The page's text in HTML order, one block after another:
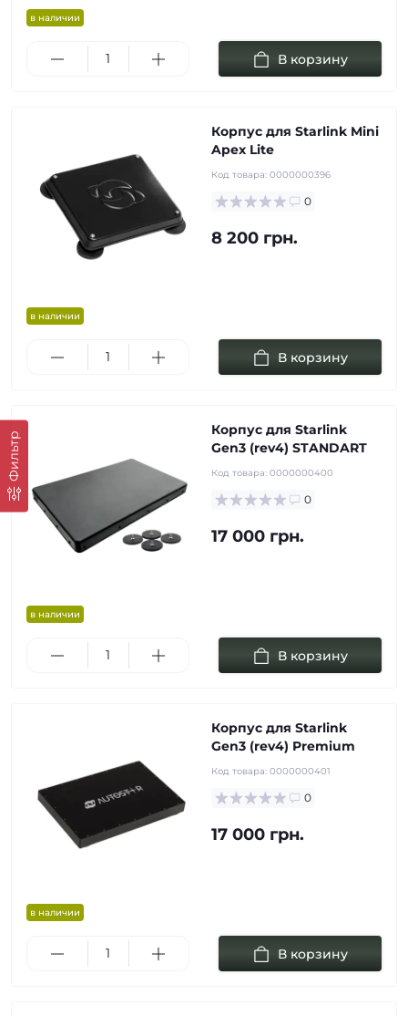
Фильтр
в наличии
В корзину
в наличии
Корпус для Starlink Mini
Apex Lite
Код товара: 0000000396
0
8 200 грн.
В корзину
в наличии
Корпус для Starlink
Gen3 (rev4) STANDART
Код товара: 0000000400
0
17 000 грн.
В корзину
в наличии
Корпус для Starlink
Gen3 (rev4) Premium
Код товара: 0000000401
0
17 000 грн.
В корзину